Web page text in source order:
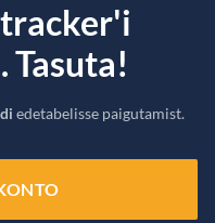
Tasuta!
edetabelisse paigutamist.